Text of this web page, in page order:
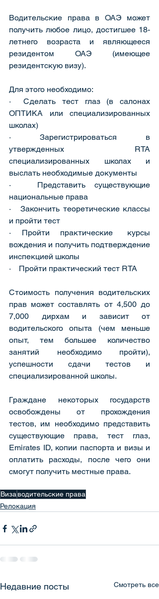
Водительские права в ОАЭ может
получить любое лицо, достигшее 18-
летнего возраста и являющееся
резидентом ОАЭ (имеющее
резидентскую визу).
Для этого необходимо:
·  Сделать тест глаз (в салонах
ОПТИКА или специализированных
школах)
· Зарегистрироваться в
утвержденных RTA
специализированных школах и
выслать необходимые документы
·   Представить существующие
национальные права
·   Закончить теоретические классы
и пройти тест
·   Пройти   практические    курсы
вождения и получить подтверждение
инспекцией школы
·    Пройти практический тест RTA
Стоимость получения водительских
прав может составлять от 4,500 до
7,000 дирхам и зависит от
водительского опыта (чем меньше
опыт, тем большее количество
занятий необходимо пройти),
успешности сдачи тестов и
специализированной школы.
Граждане некоторых государств
освобождены от прохождения
тестов, им необходимо представить
существующие права, тест глаз,
Emirates ID, копии паспорта и визы и
оплатить расходы, после чего они
смогут получить местные права.
Виза водительские права
Релокация
Недавние посты Смотреть все